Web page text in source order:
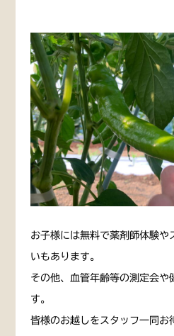
お子様には無料で薬剤師体験や
いもあります。
その他、血管年齢等の測定会や
す。
皆様のお越しをスタッフ一同お